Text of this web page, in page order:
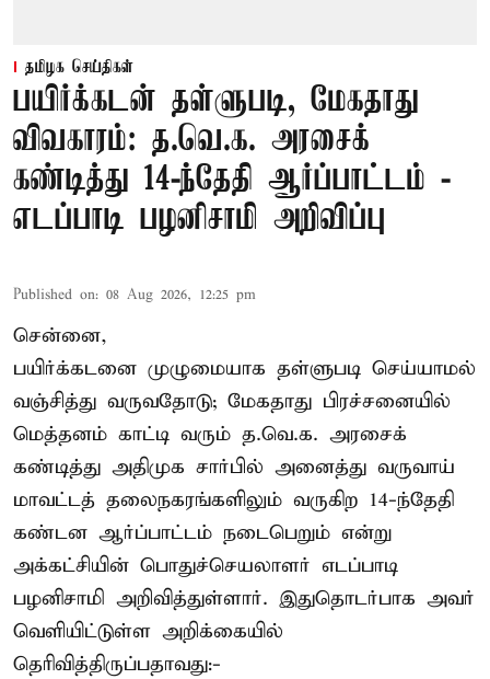
தமிழக செய்திகள்
பயிர்க்கடன் தள்ளுபடி, மேகதாது
விவகாரம்: த.வெ.க. அரசைக்
கண்டித்து 14-ந்தேதி ஆர்ப்பாட்டம் -
எடப்பாடி பழனிசாமி அறிவிப்பு
Published on: 08 Aug 2026, 12:25 pm
சென்னை,
பயிர்க்கடனை முழுமையாக தள்ளுபடி செய்யாமல்
வஞ்சித்து வருவதோடு; மேகதாது பிரச்சனையில்
மெத்தனம் காட்டி வரும் த.வெ.க. அரசைக்
கண்டித்து அதிமுக சார்பில் அனைத்து வருவாய்
மாவட்டத் தலைநகரங்களிலும் வருகிற 14-ந்தேதி
கண்டன ஆர்ப்பாட்டம் நடைபெறும் என்று
அக்கட்சியின் பொதுச்செயலாளர் எடப்பாடி
பழனிசாமி அறிவித்துள்ளார். இதுதொடர்பாக அவர்
வெளியிட்டுள்ள அறிக்கையில்
தெரிவித்திருப்பதாவது:-